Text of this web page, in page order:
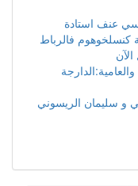
عنف استادة
فالرباط
سليمان الريسوني